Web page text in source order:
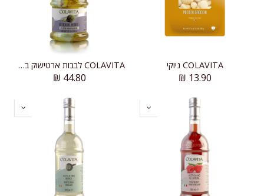
COLAVITA ניוקי
13.90
₪
COLAVITA לבבות ארטישוק בשמן זית
44.80
₪